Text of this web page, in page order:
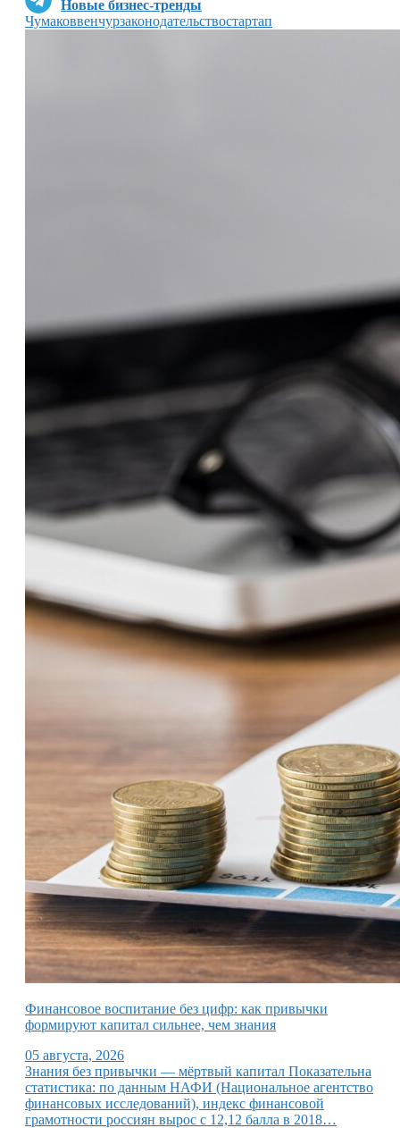
Новые бизнес-тренды
Чумаковвенчурзаконодательствостартап
Финансовое воспитание без цифр: как привычки
формируют капитал сильнее, чем знания
05 августа, 2026
Знания без привычки — мёртвый капитал Показательна
статистика: по данным НАФИ (Национальное агентство
финансовых исследований), индекс финансовой
грамотности россиян вырос с 12,12 балла в 2018…